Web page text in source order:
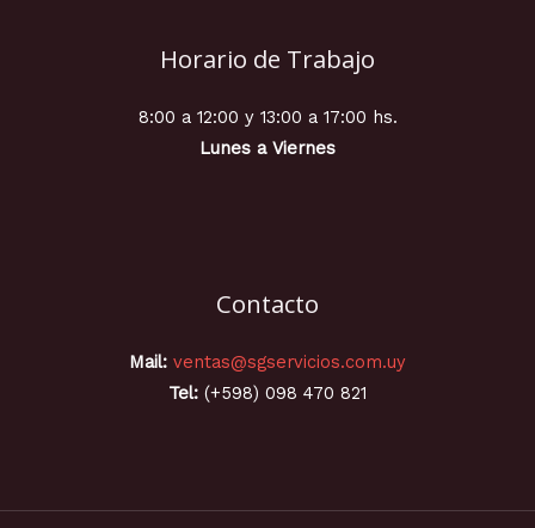
Horario de Trabajo
8:00 a 12:00 y 13:00 a 17:00 hs.
Lunes a Viernes
Contacto
Mail: ventas@sgservicios.com.uy
Tel: (+598) 098 470 821